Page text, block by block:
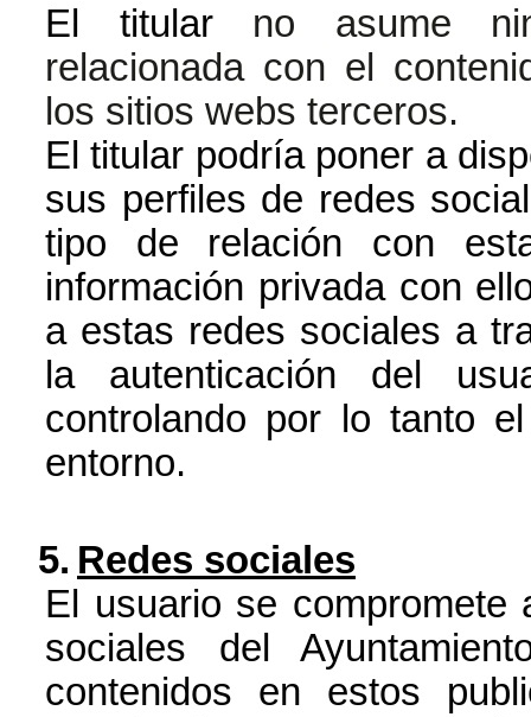
El titularno asume
relacionada con el
los sitios webs terceros.
El titular podría poner a
sus perfiles de redes
tipo de relación con
información privada con
a estas redes sociales a
la autenticación del
controlando por lo tanto
entorno.
5. Redes sociales
El usuario se
sociales del
contenidos en estos